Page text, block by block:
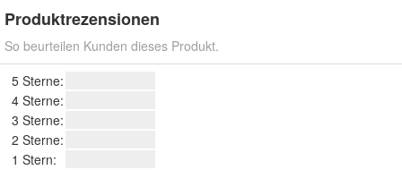
Produktrezensionen
So beurteilen Kunden dieses Produkt.
5 Sterne:
4 Sterne:
3 Sterne:
2 Sterne:
1 Stern: